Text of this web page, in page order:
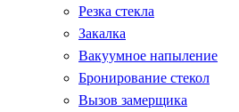
Резка стекла
Закалка
Вакуумное напыление
Бронирование стекол
Вызов замерщика